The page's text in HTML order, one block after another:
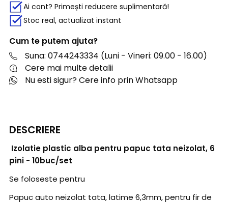
Ai cont? Primești reducere suplimentară!
Stoc real, actualizat instant
Cum te putem ajuta?
Suna: 0744243334 (Luni - Vineri: 09.00 - 16.00)
Cere mai multe detalii
Nu esti sigur? Cere info prin Whatsapp
DESCRIERE
Izolatie plastic alba pentru papuc tata neizolat, 6
pini - 10buc/set
Se foloseste pentru
Papuc auto neizolat tata, latime 6,3mm, pentru fir de